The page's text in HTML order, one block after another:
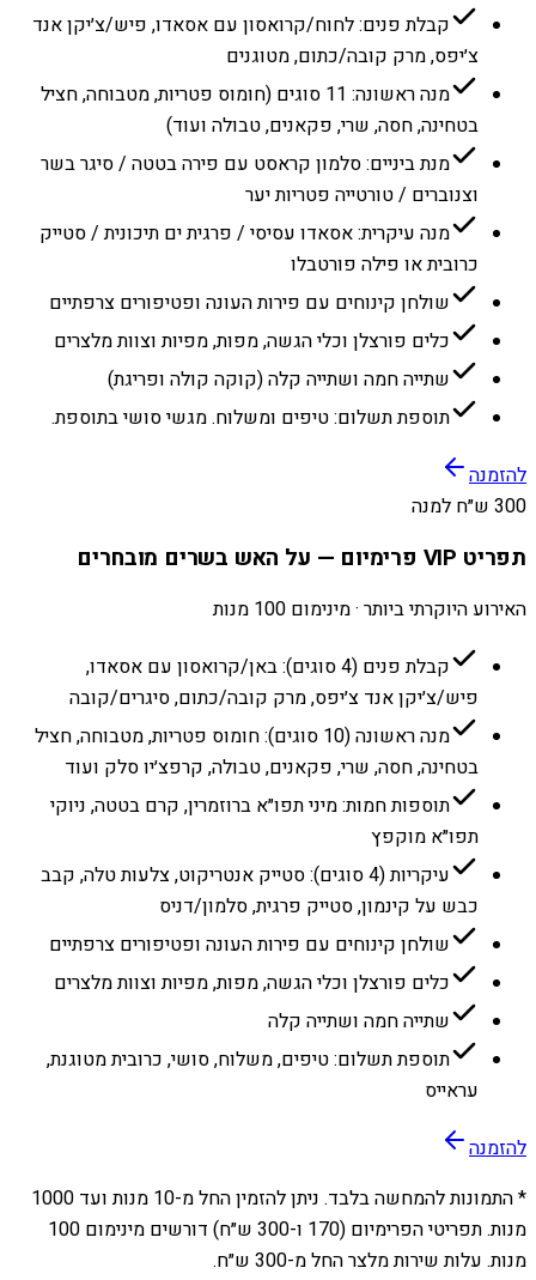
קבלת פנים: לחוח/קרואסון עם אסאדו, פיש/צ׳יקן אנד
צ׳יפס, מרק קובה/כתום, מטוגנים
מנה ראשונה: 11 סוגים (חומוס פטריות, מטבוחה, חציל
בטחינה, חסה, שרי, פקאנים, טבולה ועוד)
מנת ביניים: סלמון קראסט עם פירה בטטה / סיגר בשר
וצנוברים / טורטייה פטריות יער
מנה עיקרית: אסאדו עסיסי / פרגית ים תיכונית / סטייק
כרובית או פילה פורטבלו
שולחן קינוחים עם פירות העונה ופטיפורים צרפתיים
כלים פורצלן וכלי הגשה, מפות, מפיות וצוות מלצרים
שתייה חמה ושתייה קלה (קוקה קולה ופריגת)
תוספת תשלום: טיפים ומשלוח. מגשי סושי בתוספת.
להזמנה
300 ש״ח למנה
תפריט VIP פרימיום — על האש בשרים מובחרים
האירוע היוקרתי ביותר · מינימום 100 מנות
קבלת פנים (4 סוגים): באן/קרואסון עם אסאדו,
פיש/צ׳יקן אנד צ׳יפס, מרק קובה/כתום, סיגרים/קובה
מנה ראשונה (10 סוגים): חומוס פטריות, מטבוחה, חציל
בטחינה, חסה, שרי, פקאנים, טבולה, קרפצ׳יו סלק ועוד
תוספות חמות: מיני תפו״א ברוזמרין, קרם בטטה, ניוקי
תפו״א מוקפץ
עיקריות (4 סוגים): סטייק אנטריקוט, צלעות טלה, קבב
כבש על קינמון, סטייק פרגית, סלמון/דניס
שולחן קינוחים עם פירות העונה ופטיפורים צרפתיים
כלים פורצלן וכלי הגשה, מפות, מפיות וצוות מלצרים
שתייה חמה ושתייה קלה
תוספת תשלום: טיפים, משלוח, סושי, כרובית מטוגנת,
עראייס
להזמנה
* התמונות להמחשה בלבד. ניתן להזמין החל מ-10 מנות ועד 1000
מנות. תפריטי הפרימיום (170 ו-300 ש״ח) דורשים מינימום 100
מנות. עלות שירות מלצר החל מ-300 ש״ח.